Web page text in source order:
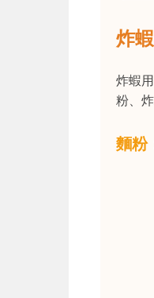
炸
炸蝦
粉、
麵粉